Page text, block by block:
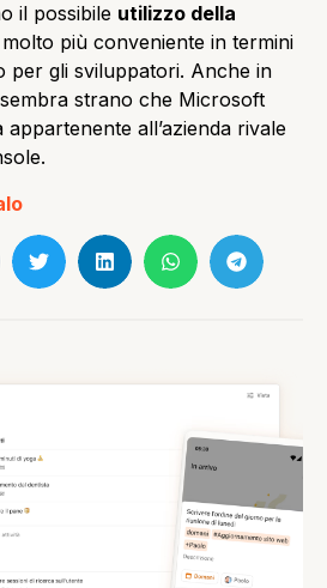
il possibile utilizzo della
più conveniente in termini
per gli sviluppatori. Anche in
strano che Microsoft
all’azienda rivale